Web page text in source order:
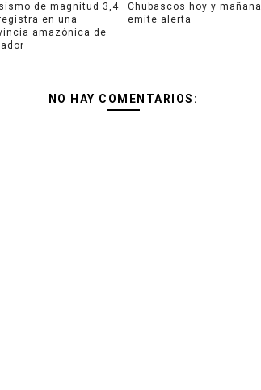
de magnitud 3,4
en una
amazónica de
Chubascos hoy y mañana,
emite alerta
NO HAY COMENTARIOS: